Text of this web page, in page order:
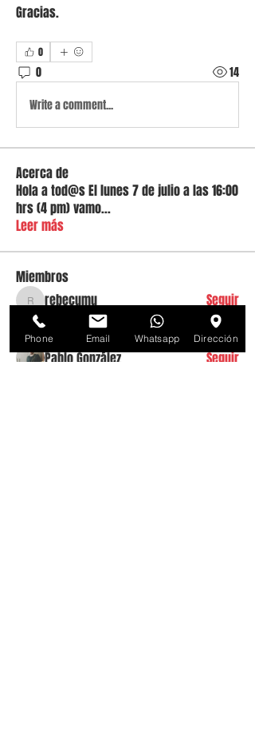
Gracias.
0
0
14
Write a comment...
Acerca de
Hola a tod@s El lunes 7 de julio a las 16:00
hrs (4 pm) vamo...
Leer más
Miembros
rebecumu
rebecumu Seguir
lucicamara1234
lucicamara1234
Seguir
Pablo González
Seguir
Phone Email Whatsapp Dirección